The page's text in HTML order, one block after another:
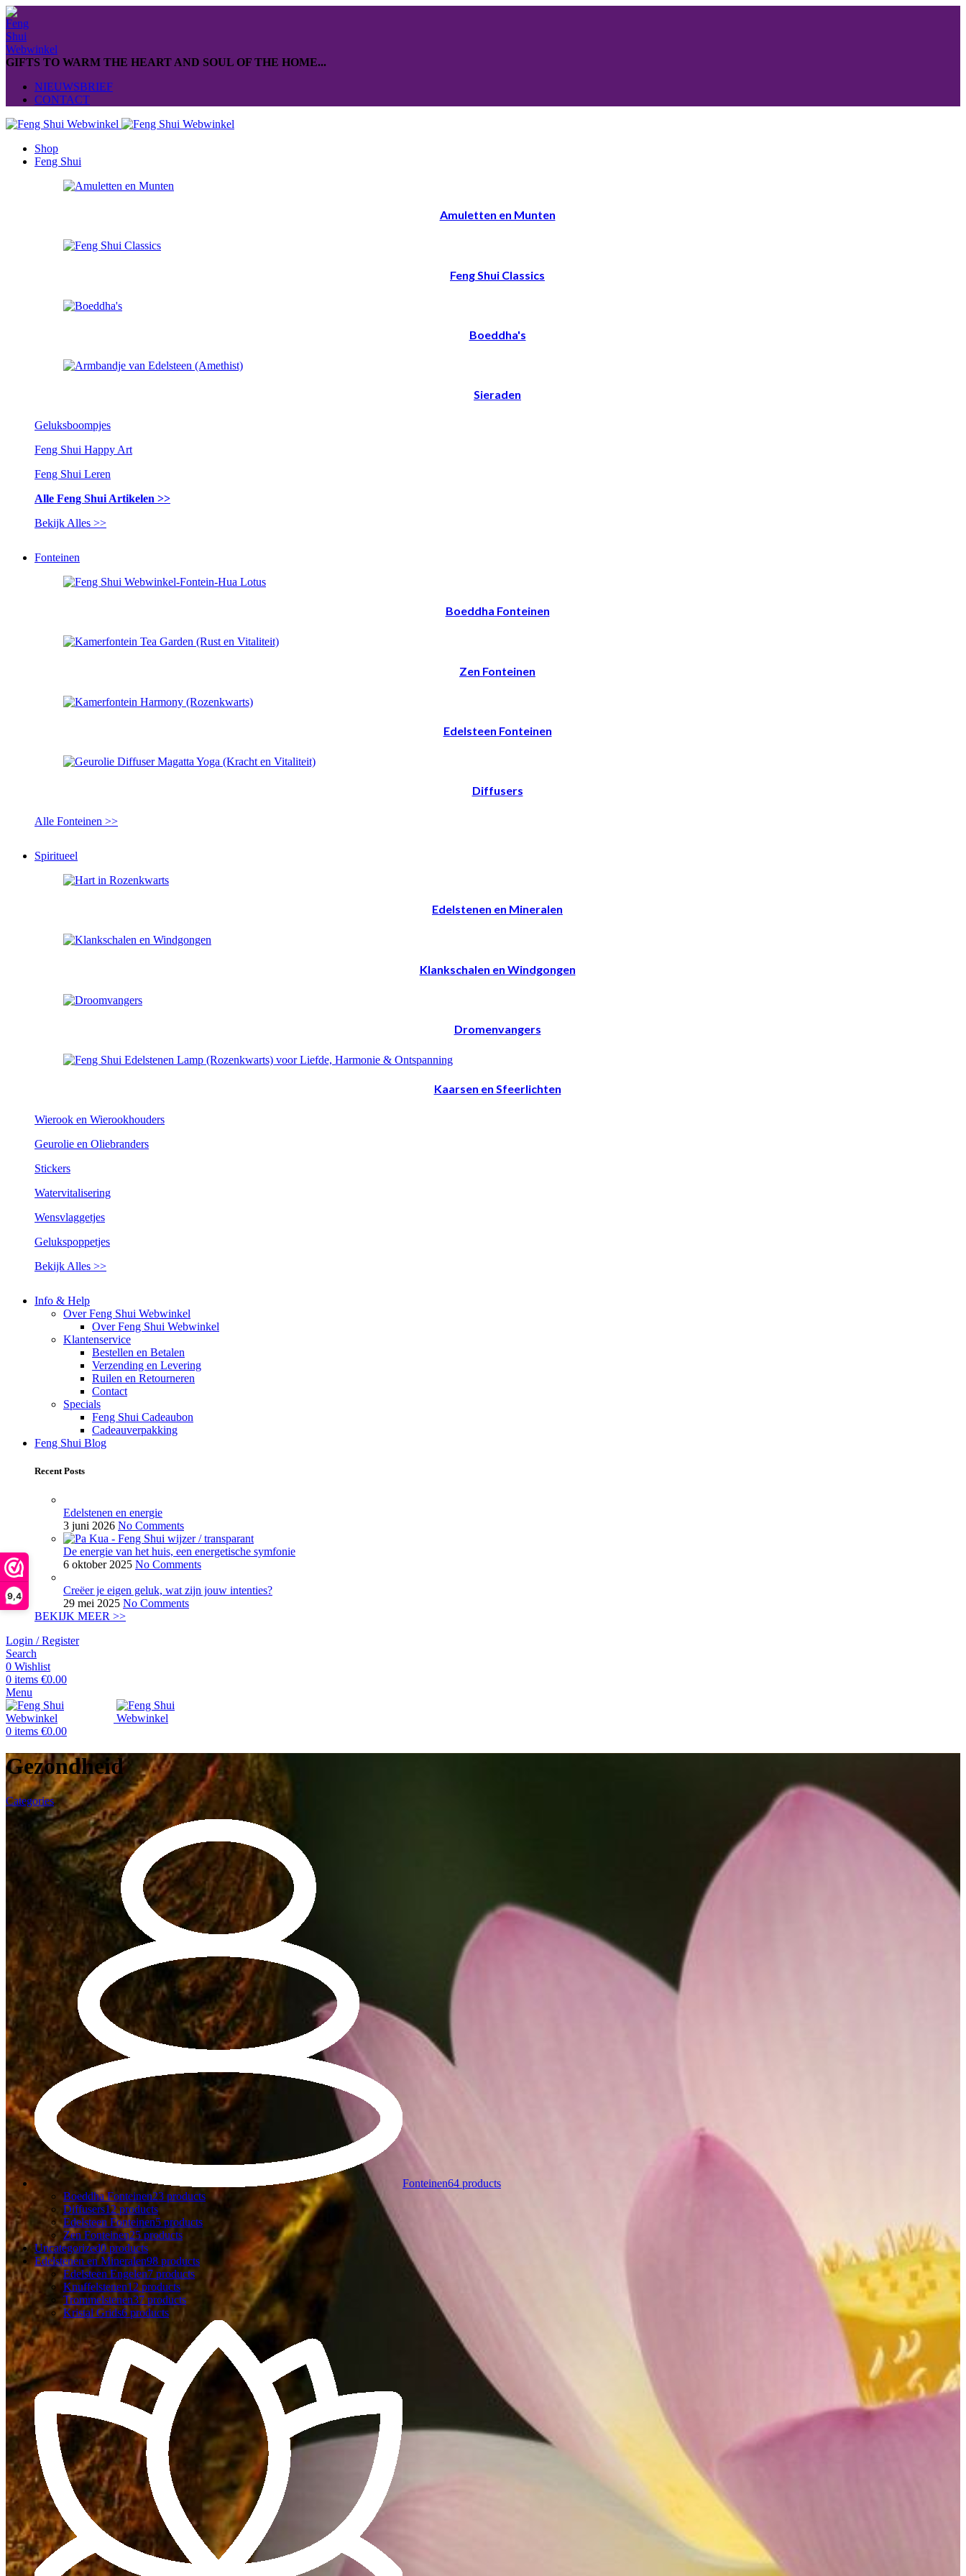
9,4
GIFTS TO WARM THE HEART AND SOUL OF THE HOME...
NIEUWSBRIEF
CONTACT
Shop
Feng Shui
Amuletten en Munten
Feng Shui Classics
Boeddha's
Sieraden
Geluksboompjes
Feng Shui Happy Art
Feng Shui Leren
Alle Feng Shui Artikelen >>
Bekijk Alles >>
Fonteinen
Boeddha Fonteinen
Zen Fonteinen
Edelsteen Fonteinen
Diffusers
Alle Fonteinen >>
Spiritueel
Edelstenen en Mineralen
Klankschalen en Windgongen
Dromenvangers
Kaarsen en Sfeerlichten
Wierook en Wierookhouders
Geurolie en Oliebranders
Stickers
Watervitalisering
Wensvlaggetjes
Gelukspoppetjes
Bekijk Alles >>
Info & Help
Over Feng Shui Webwinkel
Over Feng Shui Webwinkel
Klantenservice
Bestellen en Betalen
Verzending en Levering
Ruilen en Retourneren
Contact
Specials
Feng Shui Cadeaubon
Cadeauverpakking
Feng Shui Blog
Recent Posts
Edelstenen en energie
3 juni 2026 No Comments
De energie van het huis, een energetische symfonie
6 oktober 2025 No Comments
Creëer je eigen geluk, wat zijn jouw intenties?
29 mei 2025 No Comments
BEKIJK MEER >>
Login / Register
Search
0 Wishlist
0 items €0.00
Menu
0 items €0.00
Gezondheid
Categories
Fonteinen64 products
Boeddha Fonteinen23 products
Diffusers12 products
Edelsteen Fonteinen5 products
Zen Fonteinen25 products
Uncategorized0 products
Edelstenen en Mineralen98 products
Edelsteen Engelen7 products
Knuffelstenen12 products
Trommelstenen37 products
Kristal Grids6 products